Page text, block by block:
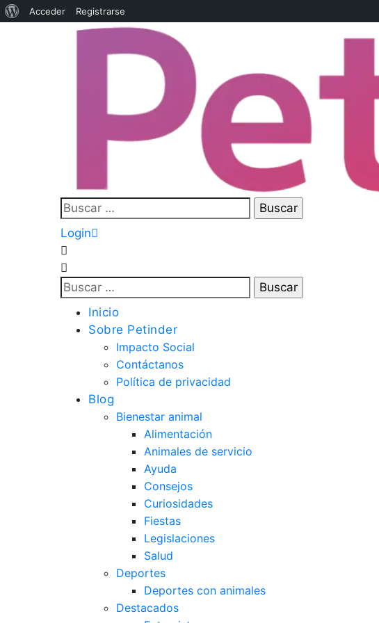
Acceder Registrarse
Login
Inicio
Sobre Petinder
Impacto Social
Contáctanos
Política de privacidad
Blog
Bienestar animal
Alimentación
Animales de servicio
Ayuda
Consejos
Curiosidades
Fiestas
Legislaciones
Salud
Deportes
Deportes con animales
Destacados